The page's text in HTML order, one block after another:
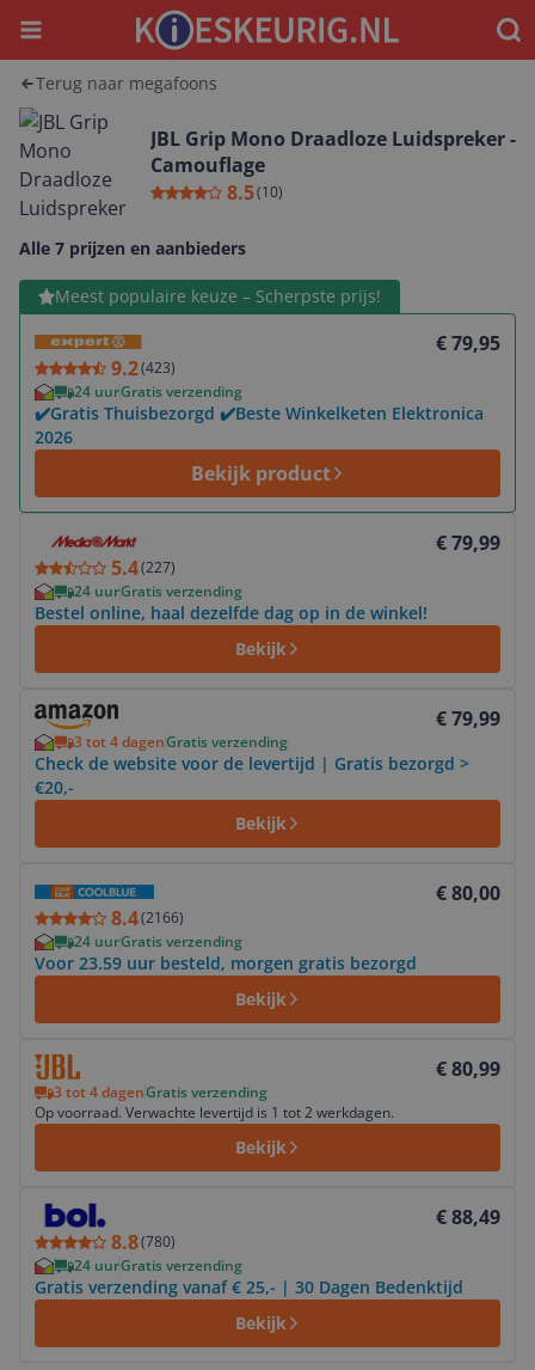
Menu
Terug naar megafoons
JBL Grip Mono Draadloze Luidspreker -
Camouflage
8.5(10)
Alle 7 prijzen en aanbieders
Meest populaire keuze – Scherpste prijs!
9.2(423)
€ 79,95
24 uurGratis verzending
✔️Gratis Thuisbezorgd ✔️Beste Winkelketen Elektronica
2026
Bekijk product
Bekijk product
5.4(227)
€ 79,99
24 uurGratis verzending
Bestel online, haal dezelfde dag op in de winkel!
Bekijk
€ 79,99
3 tot 4 dagenGratis verzending
Check de website voor de levertijd | Gratis bezorgd >
€20,-
Bekijk
Bekijk product
8.4(2166)
€ 80,00
24 uurGratis verzending
Voor 23.59 uur besteld, morgen gratis bezorgd
Bekijk
€ 80,99
3 tot 4 dagenGratis verzending
Op voorraad. Verwachte levertijd is 1 tot 2 werkdagen.
Bekijk
Bekijk product
8.8(780)
€ 88,49
24 uurGratis verzending
Gratis verzending vanaf € 25,- | 30 Dagen Bedenktijd
Bekijk
Bekijk product